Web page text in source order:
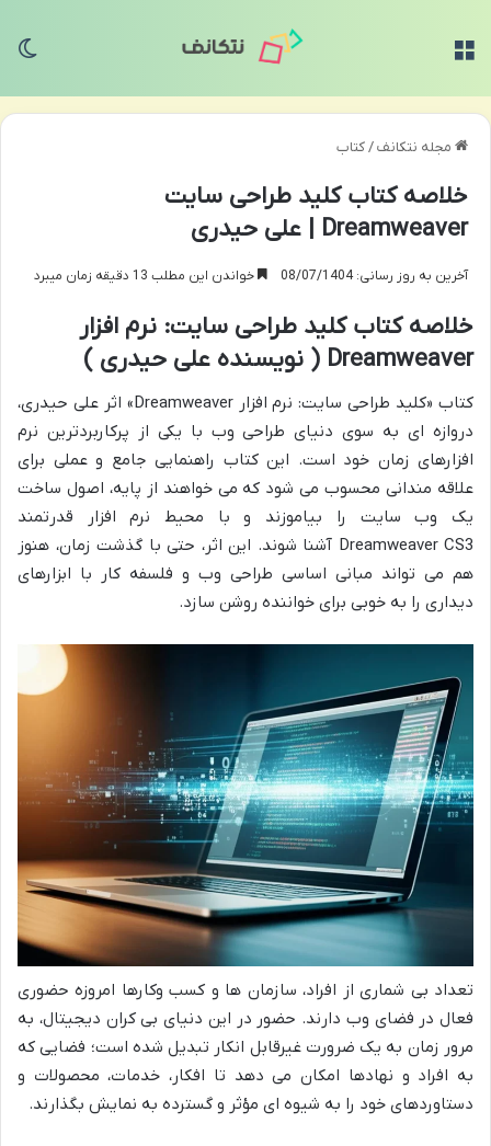
مجله نتکانف/کتاب
خلاصه کتاب کلید طراحی سایت
Dreamweaver | علی حیدری
آخرین به روز رسانی: 08/07/1404 خواندن این مطلب 13 دقیقه زمان میبرد
خلاصه کتاب کلید طراحی سایت: نرم افزار
Dreamweaver ( نویسنده علی حیدری )
کتاب «کلید طراحی سایت: نرم افزار Dreamweaver» اثر علی حیدری،
دروازه ای به سوی دنیای طراحی وب با یکی از پرکاربردترین نرم
افزارهای زمان خود است. این کتاب راهنمایی جامع و عملی برای
علاقه مندانی محسوب می شود که می خواهند از پایه، اصول ساخت
یک وب سایت را بیاموزند و با محیط نرم افزار قدرتمند
Dreamweaver CS3 آشنا شوند. این اثر، حتی با گذشت زمان، هنوز
هم می تواند مبانی اساسی طراحی وب و فلسفه کار با ابزارهای
دیداری را به خوبی برای خواننده روشن سازد.
تعداد بی شماری از افراد، سازمان ها و کسب وکارها امروزه حضوری
فعال در فضای وب دارند. حضور در این دنیای بی کران دیجیتال، به
مرور زمان به یک ضرورت غیرقابل انکار تبدیل شده است؛ فضایی که
به افراد و نهادها امکان می دهد تا افکار، خدمات، محصولات و
دستاوردهای خود را به شیوه ای مؤثر و گسترده به نمایش بگذارند.